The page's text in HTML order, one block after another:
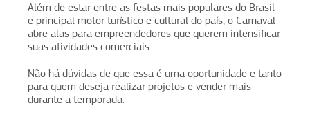
Além de estar entre as festas mais populares do Brasil
e principal motor turístico e cultural do país, o Carnaval
abre alas para empreendedores que querem intensificar
suas atividades comerciais.
Não há dúvidas de que essa é uma oportunidade e tanto
para quem deseja realizar projetos e vender mais
durante a temporada.